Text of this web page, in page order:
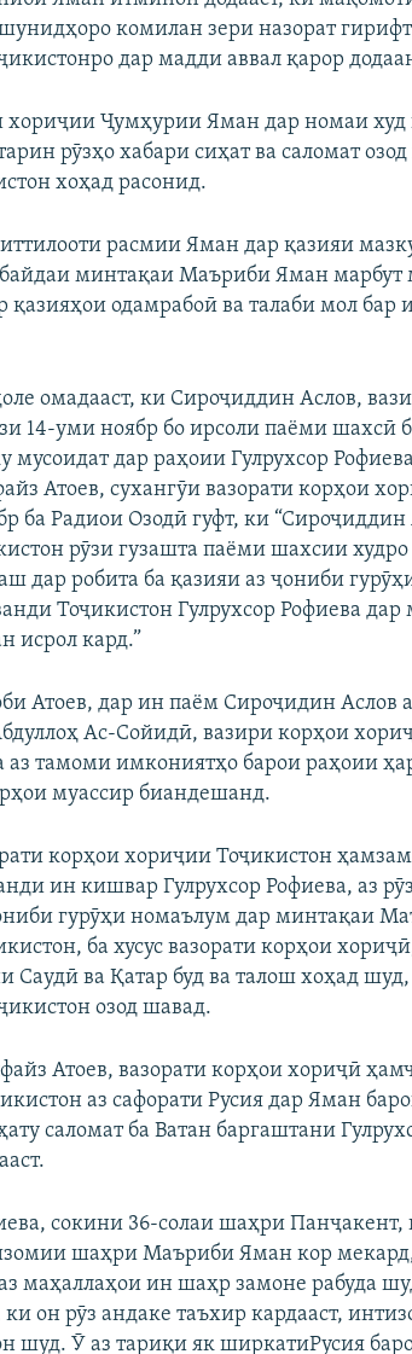
комилан зери назорат
дар мадди аввал қарор
хориҷии Ҷумҳурии Яман дар номаи худ
рӯзҳо хабари сиҳат ва саломат
хоҳад расонид.
расмии Яман дар қазияи
минтақаи Маъриби Яман
қазияҳои одамрабоӣ ва талаби мол бар
омадааст, ки Сироҷиддин Аслов,
14-уми ноябр бо ирсоли паёми шахсӣ
мусоидат дар раҳоии Гулрухсор
Атоев, сухангӯи вазорати корҳои
ба Радиои Озодӣ гуфт, ки
рӯзи гузашта паёми шахсии
дар робита ба қазияи аз ҷониби
Тоҷикистон Гулрухсор Рофиева
исрол кард.”
Атоев, дар ин паём Сироҷидин Аслов
Ас-Сойидӣ, вазири корҳои
аз тамоми имкониятҳо барои раҳоии
муассир биандешанд.
корҳои хориҷии Тоҷикистон
ин кишвар Гулрухсор Рофиева, аз
гурӯҳи номаълум дар минтақаи
ба хусус вазорати корҳои
Саудӣ ва Қатар буд ва талош хоҳад
озод шавад.
Атоев, вазорати корҳои хориҷӣ
аз сафорати Русия дар Яман
саломат ба Ватан баргаштани
сокини 36-солаи шаҳри
шаҳри Маъриби Яман кор мекард,
маҳаллаҳои ин шаҳр замоне рабуда
он рӯз андаке таъхир кардааст,
шуд. Ӯ аз тариқи як ширкатиРусия